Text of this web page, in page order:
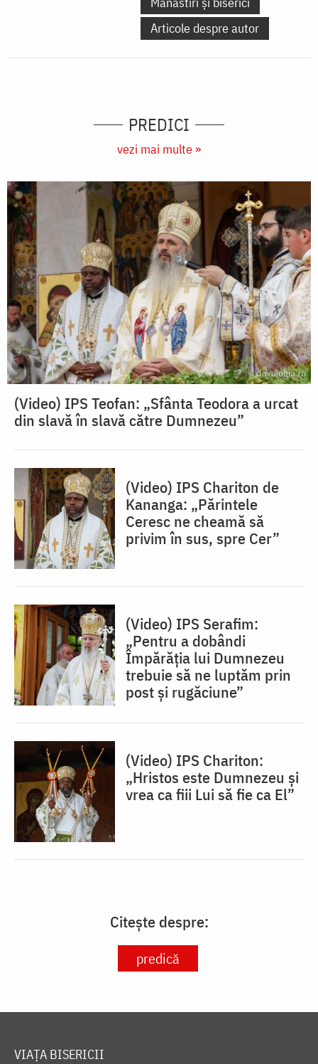
Articole despre autor
PREDICI
vezi mai multe »
(Video) IPS Teofan: „Sfânta Teodora a urcat
din slavă în slavă către Dumnezeu”
(Video) IPS Chariton de
Kananga: „Părintele
Ceresc ne cheamă să
privim în sus, spre Cer”
(Video) IPS Serafim:
„Pentru a dobândi
Împărăția lui Dumnezeu
trebuie să ne luptăm prin
post și rugăciune”
(Video) IPS Chariton:
„Hristos este Dumnezeu și
vrea ca fiii Lui să fie ca El”
Citește despre:
predică
VIAȚA BISERICII